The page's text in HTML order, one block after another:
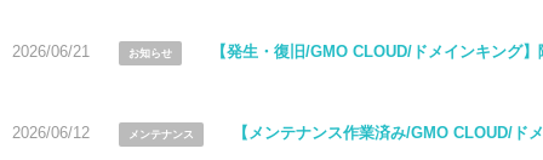
2026/06/21 お知らせ 【発生・復旧/GMO CLOUD/ドメインキング
2026/06/12 メンテナンス 【メンテナンス作業済み/GMO CLOUD/